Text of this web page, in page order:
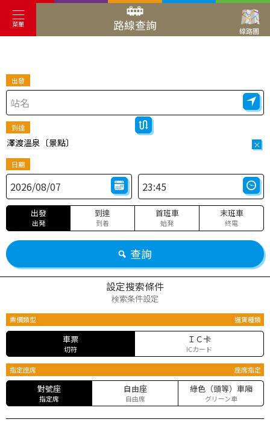
菜單 路線查詢 線路圖
出發
到達
澤渡溫泉〔景點〕 ×
日期
出發
出発
到達
到着
首班車
始発
末班車
終電
查詢
設定搜索條件
検索条件設定
票價類型 運賃種類
車票
切符
ＩＣ卡
ICカード
指定座席 座席指定
對號座
指定席
自由座
自由席
綠色（頭等）車廂
グリーン車